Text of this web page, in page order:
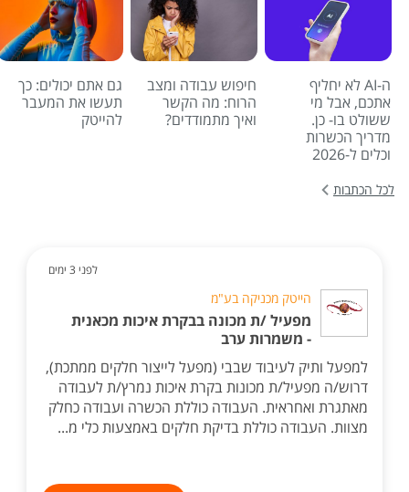
ה-AI לא יחליף
אתכם, אבל מי
ששולט בו- כן.
מדריך הכשרות
וכלים ל-2026
חיפוש עבודה ומצב
הרוח: מה הקשר
ואיך מתמודדים?
גם אתם יכולים: כך
תעשו את המעבר
להייטק
לכל הכתבות
לפני 3 ימים
הייטק מכניקה בע"מ
מפעיל /ת מכונה בבקרת איכות מכאנית
- משמרות ערב
למפעל ותיק לעיבוד שבבי (מפעל לייצור חלקים ממתכת),
דרוש/ה מפעיל/ת מכונות בקרת איכות נמרץ/ת לעבודה
מאתגרת ואחראית. העבודה כוללת הכשרה ועבודה כחלק
מצוות. העבודה כוללת בדיקת חלקים באמצעות כלי מ...